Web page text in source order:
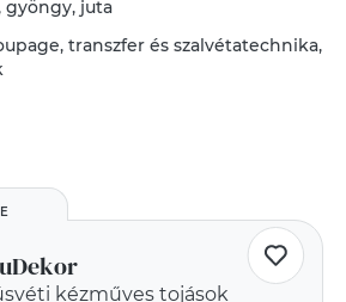
gyöngy, juta
transzfer és szalvétatechnika,
kézműves tojások